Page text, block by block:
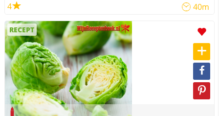
4 40m
RECEPT